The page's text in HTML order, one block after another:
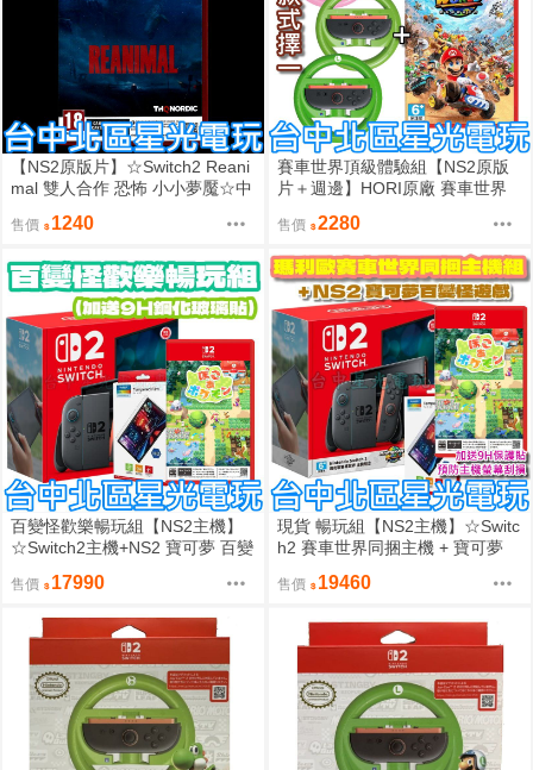
【NS2原版片】☆Switch2 Reani
mal 雙人合作 恐怖 小小夢魘☆中
售價 1240
賽車世界頂級體驗組【NS2原版
片＋週邊】HORI原廠 賽車世界
車世界【台中星光電玩】
售價 2280
百變怪歡樂暢玩組【NS2主機】
☆Switch2主機+NS2 寶可夢 百變
【星光】
售價 17990
現貨 暢玩組【NS2主機】☆Switc
h2 賽車世界同捆主機 + 寶可夢
【星光】
售價 19460